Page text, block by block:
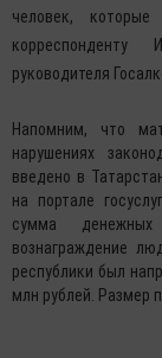
человек,
корреспонденту
руководителя
Напомним, что
нарушениях
введено в
на портале
сумма
вознаграждение
республики был
млн рублей. Размер